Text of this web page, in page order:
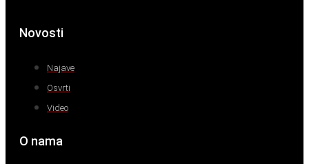
Novosti
Najave
Osvrti
Video
O nama